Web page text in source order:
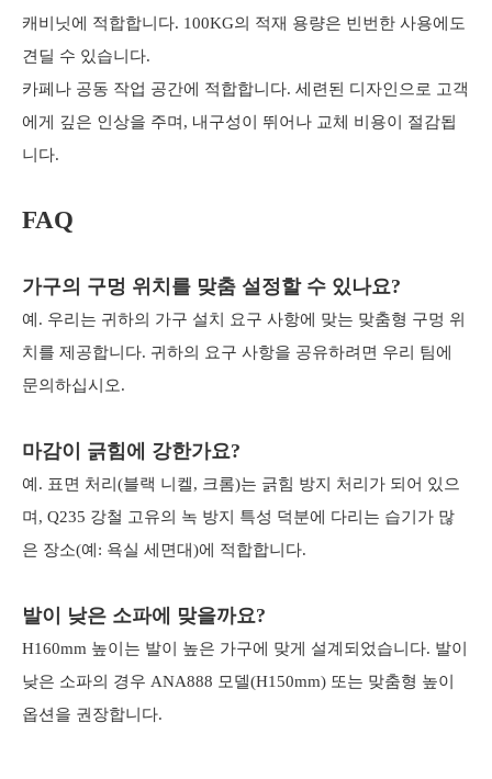
캐비닛에 적합합니다. 100KG의 적재 용량은 빈번한 사용에도
견딜 수 있습니다.
카페나 공동 작업 공간에 적합합니다. 세련된 디자인으로 고객
에게 깊은 인상을 주며, 내구성이 뛰어나 교체 비용이 절감됩
니다.
FAQ
가구의 구멍 위치를 맞춤 설정할 수 있나요?
예. 우리는 귀하의 가구 설치 요구 사항에 맞는 맞춤형 구멍 위
치를 제공합니다. 귀하의 요구 사항을 공유하려면 우리 팀에
문의하십시오.
마감이 긁힘에 강한가요?
예. 표면 처리(블랙 니켈, 크롬)는 긁힘 방지 처리가 되어 있으
며, Q235 강철 고유의 녹 방지 특성 덕분에 다리는 습기가 많
은 장소(예: 욕실 세면대)에 적합합니다.
발이 낮은 소파에 맞을까요?
H160mm 높이는 발이 높은 가구에 맞게 설계되었습니다. 발이
낮은 소파의 경우 ANA888 모델(H150mm) 또는 맞춤형 높이
옵션을 권장합니다.